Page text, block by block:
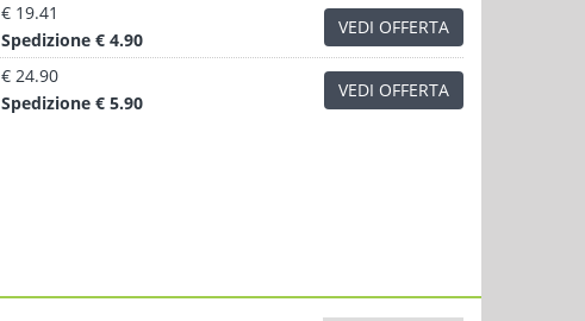
€ 19.41
Spedizione € 4.90
VEDI OFFERTA
€ 24.90
Spedizione € 5.90
VEDI OFFERTA